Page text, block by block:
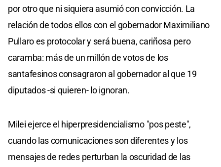
por otro que ni siquiera asumió con convicción. La
relación de todos ellos con el gobernador Maximiliano
Pullaro es protocolar y será buena, cariñosa pero
caramba: más de un millón de votos de los
santafesinos consagraron al gobernador al que 19
diputados -si quieren- lo ignoran.
Milei ejerce el hiperpresidencialismo "pos peste",
cuando las comunicaciones son diferentes y los
mensajes de redes perturban la oscuridad de las